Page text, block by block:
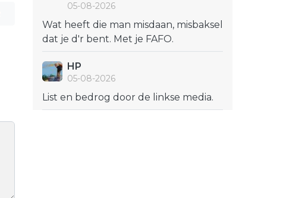
05-08-2026
Wat heeft die man misdaan, misbaksel
dat je d'r bent. Met je FAFO.
HP
05-08-2026
List en bedrog door de linkse media.